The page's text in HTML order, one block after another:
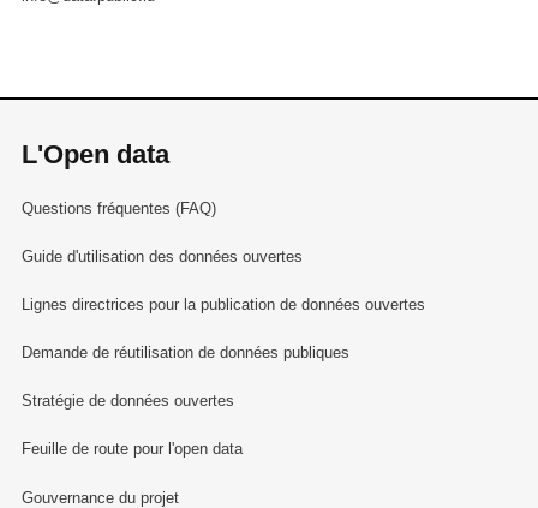
L'Open data
Questions fréquentes (FAQ)
Guide d'utilisation des données ouvertes
Lignes directrices pour la publication de données ouvertes
Demande de réutilisation de données publiques
Stratégie de données ouvertes
Feuille de route pour l'open data
Gouvernance du projet